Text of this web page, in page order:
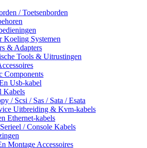
/ Toetsenborden
Koeling Systemen
& Adapters
Tools & Uitrustingen
Components
Usb-kabel
Kabels
/ Scsi / Sas / Sata / Esata
Uitbreiding & Kvm-kabels
Ethernet-kabels
/ Console Kabels
Montage Accessoires